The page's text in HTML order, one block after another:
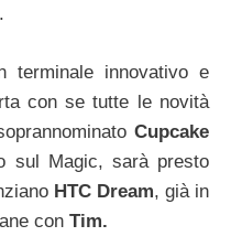
terminale innovativo e
con se tutte le novità
Cupcake
sul Magic, sarà presto
HTC Dream, già in
con Tim.